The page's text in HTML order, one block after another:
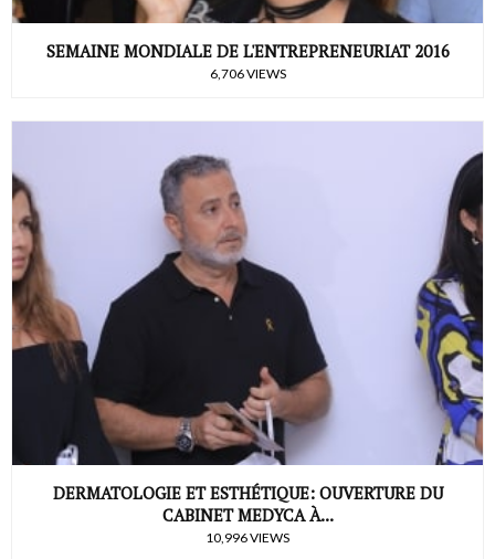
SEMAINE MONDIALE DE L'ENTREPRENEURIAT 2016
6,706 VIEWS
DERMATOLOGIE ET ESTHÉTIQUE: OUVERTURE DU
CABINET MEDYCA À...
10,996 VIEWS